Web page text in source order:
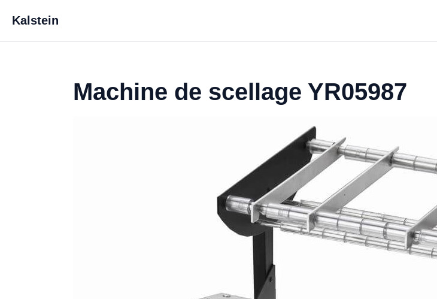
Kalstein
Machine de scellage YR05987